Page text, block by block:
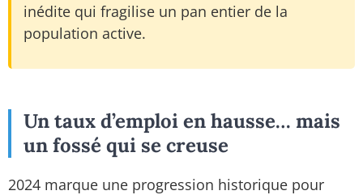
inédite qui fragilise un pan entier de la
population active.
Un taux d’emploi en hausse… mais
un fossé qui se creuse
2024 marque une progression historique pour